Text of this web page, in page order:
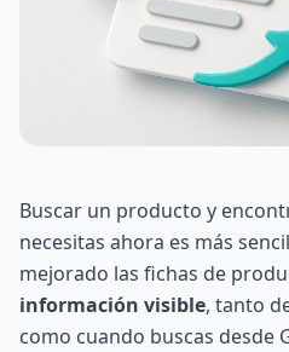
Buscar un producto y
necesitas ahora es más
mejorado las fichas de
información visible, tanto
como cuando buscas desde